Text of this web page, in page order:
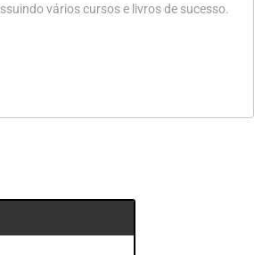
vários cursos e livros de sucesso.